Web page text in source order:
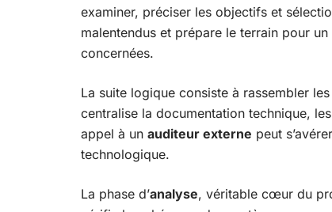
examiner, préciser les objectifs et
malentendus et prépare le terrain pour
concernées.
La suite logique consiste à rassembler les
centralise la documentation technique,
appel à un auditeur externe peut
technologique.
La phase d’analyse, véritable cœur du